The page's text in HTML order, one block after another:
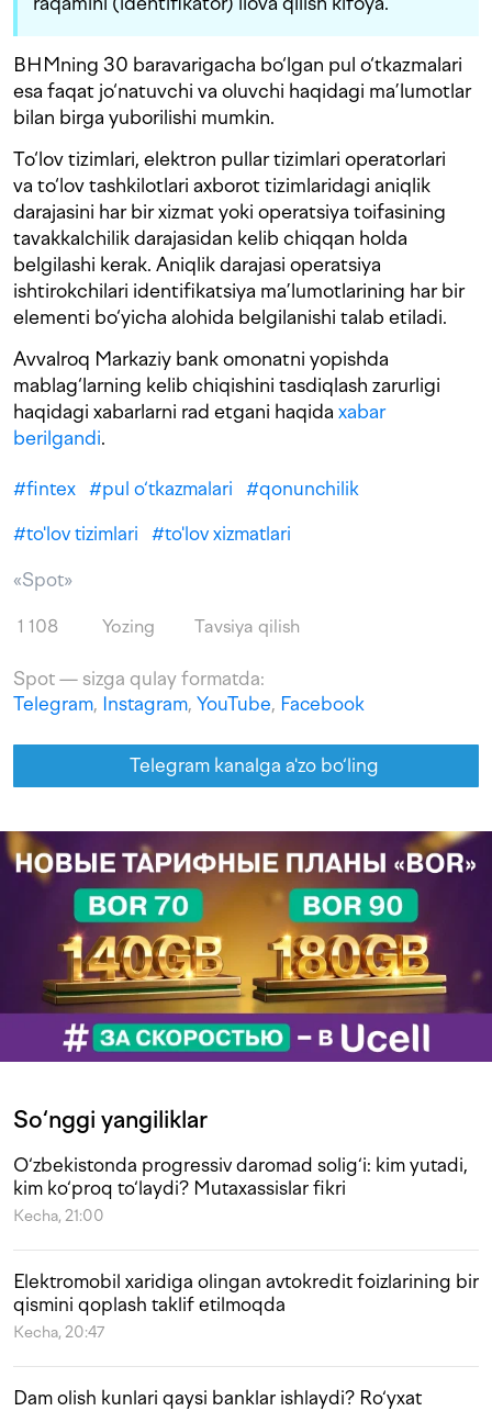
BHMning 30 baravarigacha bo‘lgan pul o‘tkazmalari
esa faqat jo‘natuvchi va oluvchi haqidagi ma’lumotlar
bilan birga yuborilishi mumkin.
To‘lov tizimlari, elektron pullar tizimlari operatorlari
va to‘lov tashkilotlari axborot tizimlaridagi aniqlik
darajasini har bir xizmat yoki operatsiya toifasining
tavakkalchilik darajasidan kelib chiqqan holda
belgilashi kerak. Aniqlik darajasi operatsiya
ishtirokchilari identifikatsiya ma’lumotlarining har bir
elementi bo‘yicha alohida belgilanishi talab etiladi.
Avvalroq Markaziy bank omonatni yopishda
mablag‘larning kelib chiqishini tasdiqlash zarurligi
haqidagi xabarlarni rad etgani haqida xabar
berilgandi.
#fintex #pul o‘tkazmalari #qonunchilik
#to'lov tizimlari #to'lov xizmatlari
«Spot»
1 108 Yozing Tavsiya qilish
Spot — sizga qulay formatda:
Telegram, Instagram, YouTube, Facebook
Telegram kanalga a'zo bo‘ling
So‘nggi yangiliklar
O‘zbekistonda progressiv daromad solig‘i: kim yutadi,
kim ko‘proq to‘laydi? Mutaxassislar fikri
Kecha, 21:00
Elektromobil xaridiga olingan avtokredit foizlarining bir
qismini qoplash taklif etilmoqda
Kecha, 20:47
Dam olish kunlari qaysi banklar ishlaydi? Ro‘yxat